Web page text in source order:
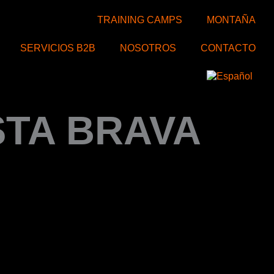
TRAINING CAMPS MONTAÑA
SERVICIOS B2B NOSOTROS CONTACTO
BRAVA